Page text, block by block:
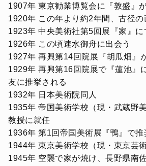
1907年 東京勧業博覧会に『敦盛』
1920年 この年より約2年間、古径
1923年 中央美術社第5回展『家』
1926年 この頃速水御舟に出会う
1927年 再興第14回院展『胡瓜畑』
1929年 再興第16回院展で『蓮池』
友に推挙される
1932年 日本美術院同人
1935年 帝国美術学校（現・武蔵野
教授に就任
1936年 第1回帝国美術展『鴨』で
1944年 東京美術学校（現・東京芸
1945年 空襲で家が焼け、長野県南